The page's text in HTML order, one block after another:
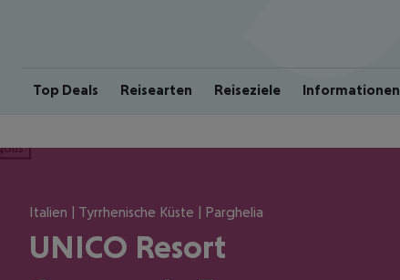
Top Deals Reisearten Reiseziele Informationen
Italien | Tyrrhenische Küste | Parghelia
UNICO Resort